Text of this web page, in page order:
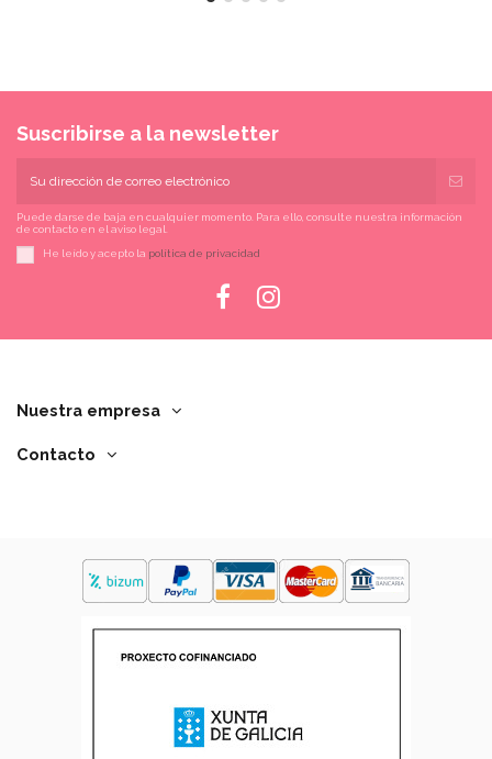
Suscribirse a la newsletter
Puede darse de baja en cualquier momento. Para ello, consulte nuestra información
de contacto en el aviso legal.
He leído y acepto la política de privacidad
Nuestra empresa
Contacto